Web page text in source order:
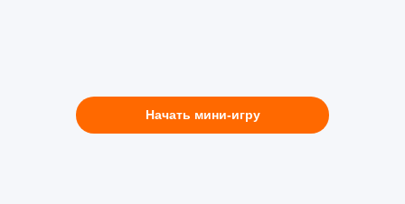
Начать мини-игру